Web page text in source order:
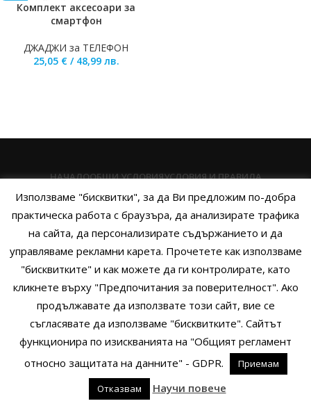
Комплект аксесоари за
смартфон
ДЖАДЖИ за ТЕЛЕФОН
25,05 € / 48,99 лв.
НАЧАЛООБЩИ УСЛОВИЯУСЛОВИЯ И ПРАВИЛА
ПОЛИТИКА НА БИСКВИТКИТЕПОЛИТИКА ЗА ПОВЕРИТЕЛНОСТ
НАЧИНИ НА ПЛАЩАНЕИЗПРАТЕТЕ ЗАПИТВАНЕ
Copyright © 2014 - 2024 Zigifly.com — Developed byWe Work With
You
Използваме "бисквитки", за да Ви предложим по-добра
практическа работа с браузъра, да анализирате трафика
на сайта, да персонализирате съдържанието и да
управляваме рекламни карета. Прочетете как използваме
"бисквитките" и как можете да ги контролирате, като
кликнете върху "Предпочитания за поверителност". Ако
продължавате да използвате този сайт, вие се
съгласявате да използваме "бисквитките". Сайтът
функционира по изискванията на "Общият регламент
относно защитата на данните" - GDPR.
Приемам
Отказвам
Научи повече